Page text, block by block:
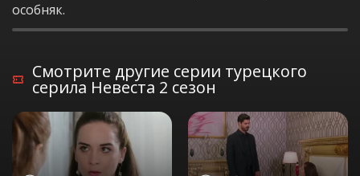
особняк.
Смотрите другие серии турецкого
серила Невеста 2 сезон